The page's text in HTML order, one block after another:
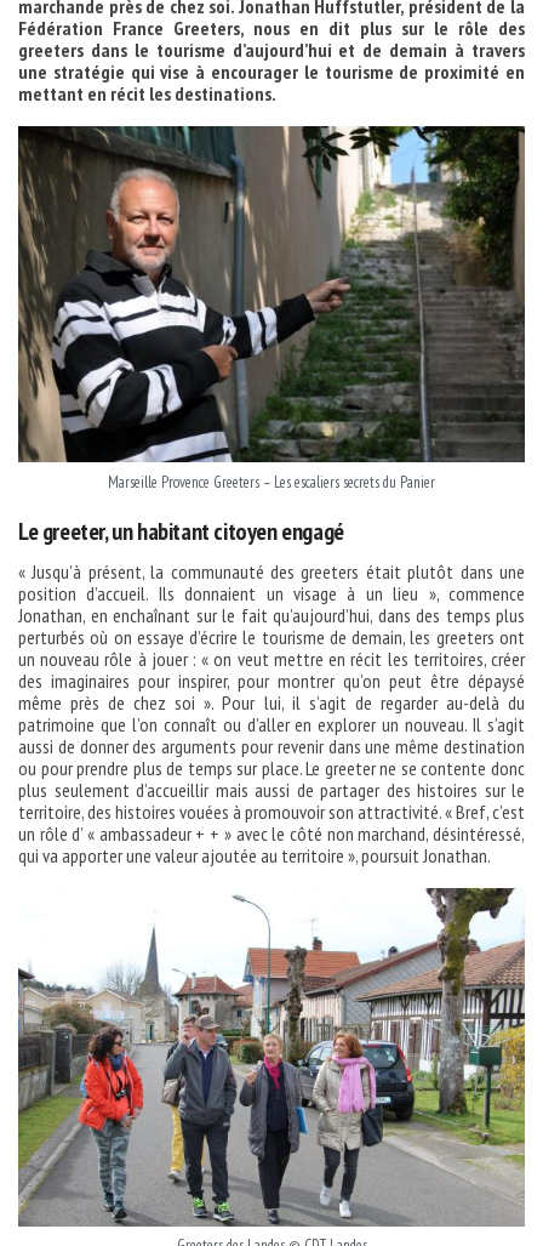
marchande près de chez soi. Jonathan Huffstutler, président de la
Fédération France Greeters, nous en dit plus sur le rôle des
greeters dans le tourisme d’aujourd’hui et de demain à travers
une stratégie qui vise à encourager le tourisme de proximité en
mettant en récit les destinations.
Marseille Provence Greeters – Les escaliers secrets du Panier
Le greeter, un habitant citoyen engagé
« Jusqu’à présent, la communauté des greeters était plutôt dans une
position d’accueil. Ils donnaient un visage à un lieu », commence
Jonathan, en enchaînant sur le fait qu’aujourd’hui, dans des temps plus
perturbés où on essaye d’écrire le tourisme de demain, les greeters ont
un nouveau rôle à jouer : « on veut mettre en récit les territoires, créer
des imaginaires pour inspirer, pour montrer qu’on peut être dépaysé
même près de chez soi ». Pour lui, il s’agit de regarder au-delà du
patrimoine que l’on connaît ou d’aller en explorer un nouveau. Il s’agit
aussi de donner des arguments pour revenir dans une même destination
ou pour prendre plus de temps sur place. Le greeter ne se contente donc
plus seulement d’accueillir mais aussi de partager des histoires sur le
territoire, des histoires vouées à promouvoir son attractivité. « Bref, c’est
un rôle d’ « ambassadeur + + » avec le côté non marchand, désintéressé,
qui va apporter une valeur ajoutée au territoire », poursuit Jonathan.